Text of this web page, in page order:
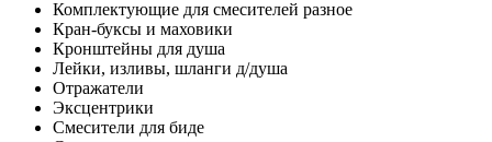
Комплектующие для смесителей разное
Кран-буксы и маховики
Кронштейны для душа
Лейки, изливы, шланги д/душа
Отражатели
Эксцентрики
Смесители для биде